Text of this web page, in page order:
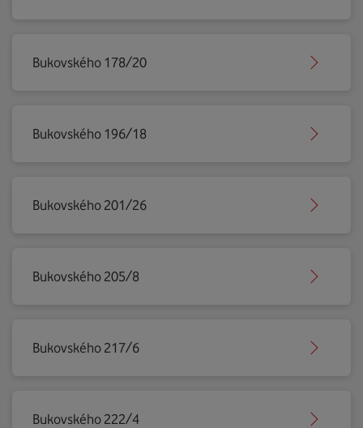
Bukovského 178/20
Bukovského 196/18
Bukovského 201/26
Bukovského 205/8
Bukovského 217/6
Bukovského 222/4